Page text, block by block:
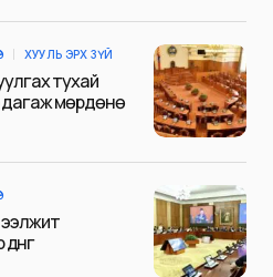
ХУУЛЬ ЭРХ ЗҮЙ
тухай
дагаж мөрдөнө